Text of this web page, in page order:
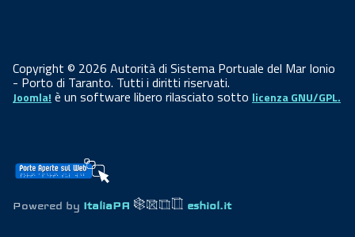
Copyright © 2026 Autorità di Sistema Portuale del Mar Ionio
- Porto di Taranto. Tutti i diritti riservati.
Joomla! è un software libero rilasciato sotto licenza GNU/GPL.
Powered by ItaliaPA eshiol.it